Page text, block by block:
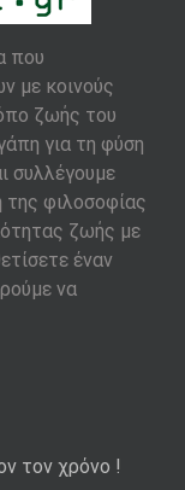
που
με κοινούς
ζωής του
για τη φύση
συλλέγουμε
φιλοσοφίας
ζωής με
έναν
να
τον χρόνο !